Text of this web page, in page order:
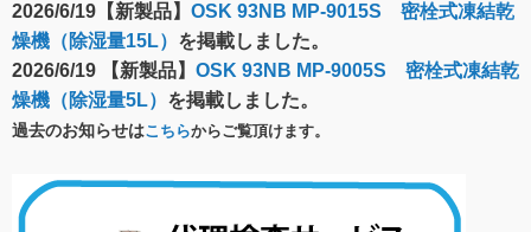
2026/6/19【新製品】 OSK 93NB MP-9015S 密栓式凍結乾
燥機（除湿量15L） を掲載しました。
2026/6/19 【新製品】 OSK 93NB MP-9005S 密栓式凍結乾
燥機（除湿量5L） を掲載しました。
過去のお知らせはこちらからご覧頂けます。